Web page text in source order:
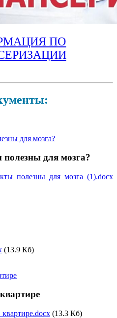
ПО
для мозга?
полезны для мозга (1).docx
(13.9 Кб)
квартире.docx (13.3 Кб)